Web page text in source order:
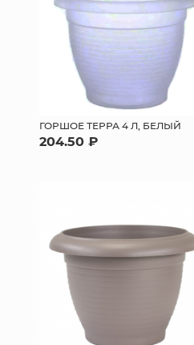
ГОРШОЕ ТЕРРА 4 Л, БЕЛЫЙ
204.50 ₽